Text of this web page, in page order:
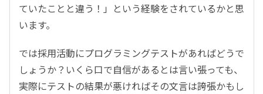
ていたことと違う！」という経験をされているかと思
います。
では採用活動にプログラミングテストがあればどうで
しょうか？いくら口で自信があるとは言い張っても、
実際にテストの結果が悪ければその文言は誇張かもし